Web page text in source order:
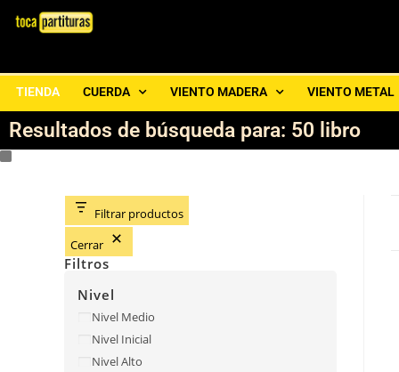
TIENDA CUERDA VIENTO MADERA VIENTO METAL
Resultados de búsqueda para: 50 libro
Filtrar productos
Cerrar
Filtros
Nivel
Nivel Medio
Nivel Inicial
Nivel Alto